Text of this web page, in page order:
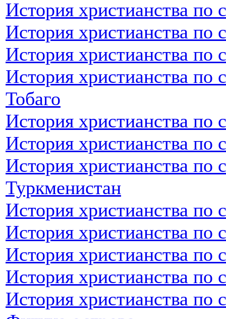
История христианства по
История христианства по
История христианства по
История христианства по
Тобаго
История христианства по
История христианства по
История христианства по
Туркменистан
История христианства по
История христианства по
История христианства по
История христианства по
История христианства по